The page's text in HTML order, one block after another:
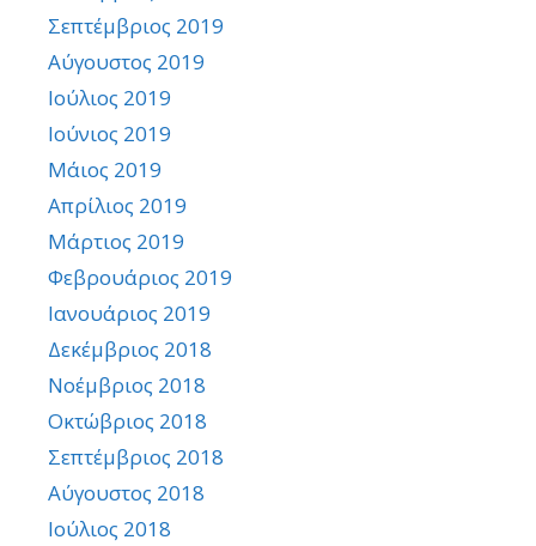
Σεπτέμβριος 2019
Αύγουστος 2019
Ιούλιος 2019
Ιούνιος 2019
Μάιος 2019
Απρίλιος 2019
Μάρτιος 2019
Φεβρουάριος 2019
Ιανουάριος 2019
Δεκέμβριος 2018
Νοέμβριος 2018
Οκτώβριος 2018
Σεπτέμβριος 2018
Αύγουστος 2018
Ιούλιος 2018